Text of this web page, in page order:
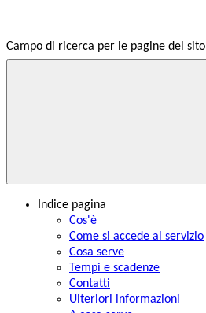
Campo di ricerca per le pagine del sito
Indice pagina
Cos'è
Come si accede al servizio
Cosa serve
Tempi e scadenze
Contatti
Ulteriori informazioni